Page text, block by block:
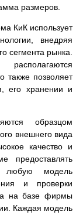
размеров.
КиК использует
внедряя
сегмента рынка.
также позволяет
его хранении и
образцом
внешнего вида
качество и
предоставлять
любую модель
и проверки
на базе фирмы
Каждая модель